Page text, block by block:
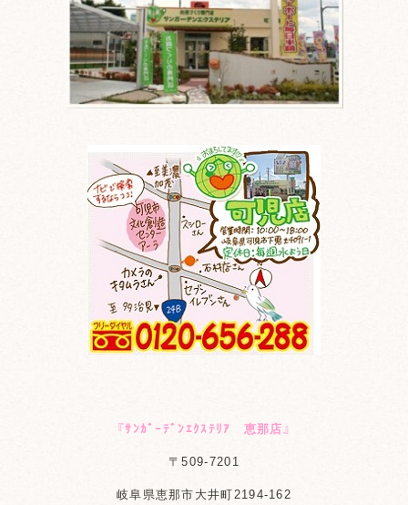
『ｻﾝｶﾞｰﾃﾞﾝｴｸｽﾃﾘｱ 恵那店』
〒509-7201
岐阜県恵那市大井町2194-162